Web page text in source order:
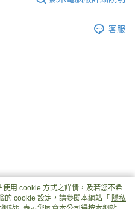
客服
用 cookie 方式之詳情，及若您不希
的 cookie 設定，請參閱本網站「 隱私